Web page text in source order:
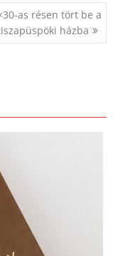
as résen tört be a
házba